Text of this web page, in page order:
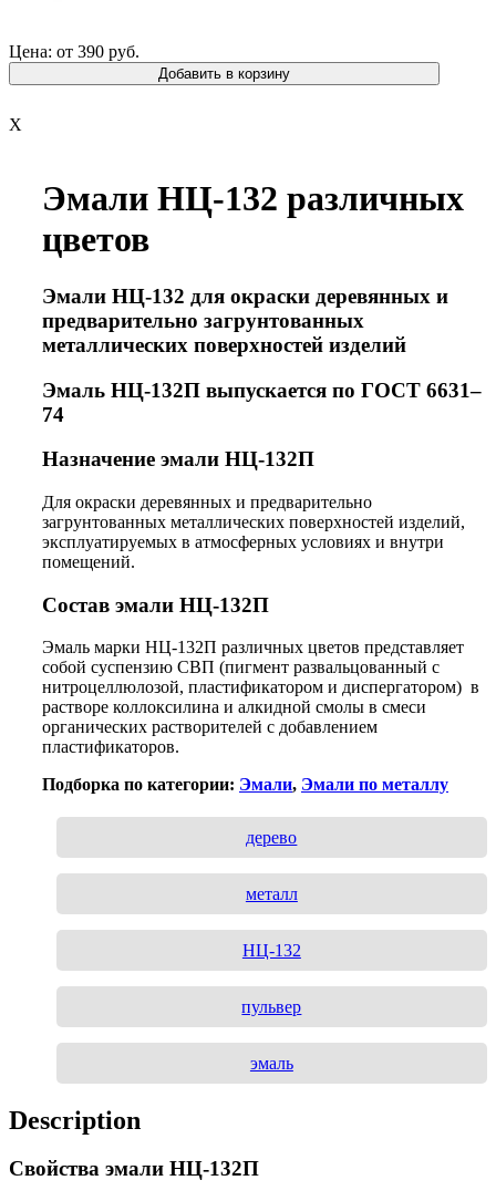
Цена: от 390 руб.
Добавить в корзину
X
Эмали НЦ-132 различных
цветов
Эмали НЦ-132 для окраски деревянных и
предварительно загрунтованных
металлических поверхностей изделий
Эмаль НЦ-132П выпускается по ГОСТ 6631–
74
Назначение эмали НЦ-132П
Для окраски деревянных и предварительно
загрунтованных металлических поверхностей изделий,
эксплуатируемых в атмосферных условиях и внутри
помещений.
Состав эмали НЦ-132П
Эмаль марки НЦ-132П различных цветов представляет
собой суспензию СВП (пигмент развальцованный с
нитроцеллюлозой, пластификатором и диспергатором) в
растворе коллоксилина и алкидной смолы в смеси
органических растворителей с добавлением
пластификаторов.
Подборка по категории: Эмали, Эмали по металлу
дерево
металл
НЦ-132
пульвер
эмаль
Description
Свойства эмали НЦ-132П